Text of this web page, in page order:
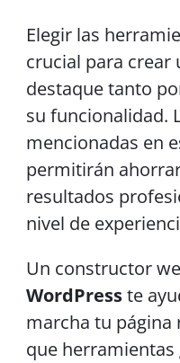
Elegir las
crucial para crear
destaque tanto
su funcionalidad.
mencionadas en
permitirán
resultados
nivel de
Un constructor
WordPresste
marcha tu
que